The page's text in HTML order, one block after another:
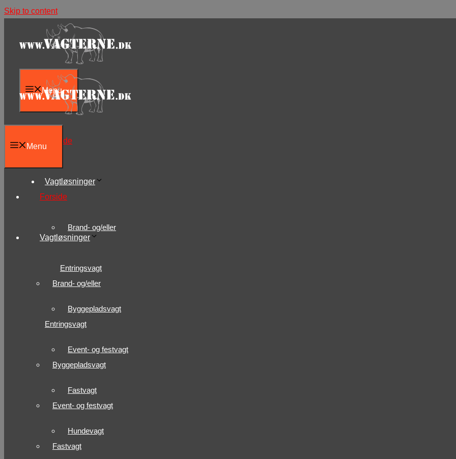
Skip to content
Menu
Forside
Vagtløsninger
Brand- og/eller
Entringsvagt
Byggepladsvagt
Event- og festvagt
Fastvagt
Hundevagt
Menu
Forside
Vagtløsninger
Brand- og/eller
Entringsvagt
Byggepladsvagt
Event- og festvagt
Fastvagt